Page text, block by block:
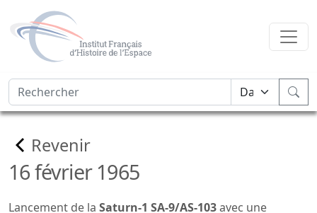
Revenir
16 février 1965
Lancement de la Saturn-1 SA-9/AS-103avec une